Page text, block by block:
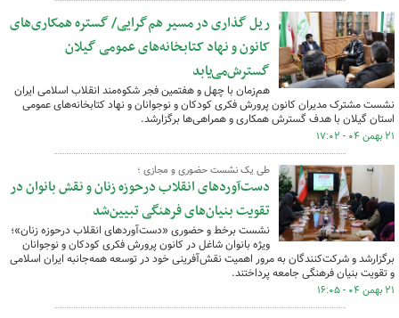
ریل گذاری در مسیر هم‌گرایی/ گستره همکاری‌های
کانون و نهاد کتابخانه‌های عمومی گیلان
گسترش‌می‌یابد
هم‌زمان با چهل و هفتمین فجر شکوه‌مند انقلاب اسلامی ایران
نشست مشترک مدیران کانون پرورش فکری کودکان و نوجوانان و نهاد کتابخانه‌های عمومی
استان گیلان با هدف گسترش همکاری‌ و همراهی‌ها برگزارشد.
۲۱ بهمن ۰۴ - ۱۷:۰۲
طی یک نشست حضوری و مجازی ؛
دست‌آوردهای انقلاب درحوزه زنان و نقش بانوان در
تقویت بنیان‌های فرهنگی تبیین‌شد
نشست برخط و حضوری «دست‌آوردهای انقلاب درحوزه زنان»؛
ویژه بانوان شاغل در کانون پرورش فکری کودکان و نوجوانان
برگزارشد و شرکت‌کنندگان به مرور اهمیت نقش‌آفرینی خود در توسعه همه‌جانبه ایران اسلامی
و تقویت بنیان فرهنگی جامعه پرداختند.
۲۱ بهمن ۰۴ - ۱۶:۰۵